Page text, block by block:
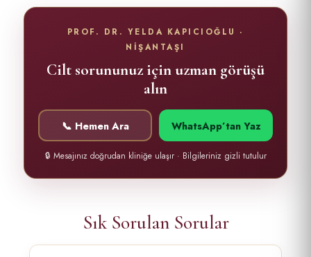
PROF. DR. YELDA KAPICIOĞLU ·
NİŞANTAŞI
Cilt sorununuz için uzman görüşü
alın
📞 Hemen Ara WhatsApp’tan Yaz
🔒 Mesajınız doğrudan kliniğe ulaşır · Bilgileriniz gizli tutulur
Sık Sorulan Sorular